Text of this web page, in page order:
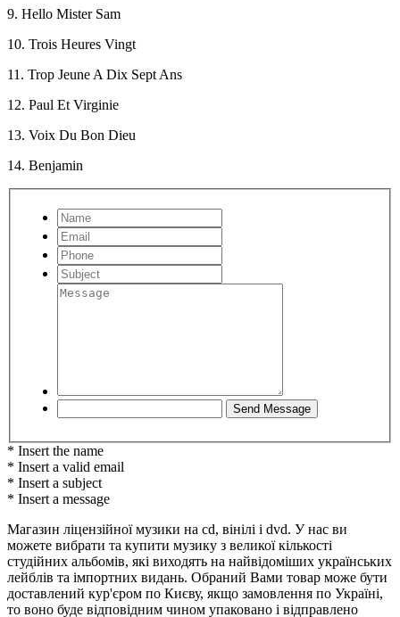
9. Hello Mister Sam
10. Trois Heures Vingt
11. Trop Jeune A Dix Sept Ans
12. Paul Et Virginie
13. Voix Du Bon Dieu
14. Benjamin
* Insert the name
* Insert a valid email
* Insert a subject
* Insert a message
Магазин ліцензійної музики на cd, вінілі і dvd. У нас ви
можете вибрати та купити музику з великої кількості
студійних альбомів, які виходять на найвідоміших українських
лейблів та імпортних видань. Обраний Вами товар може бути
доставлений кур'єром по Києву, якщо замовлення по Україні,
то воно буде відповідним чином упаковано і відправлено